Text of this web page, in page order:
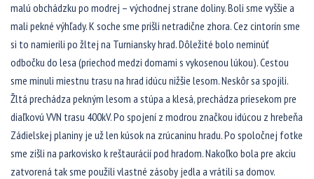
malú obchádzku po modrej – východnej strane doliny. Boli sme vyššie a
mali pekné výhľady. K soche sme prišli netradične zhora. Cez cintorín sme
si to namierili po žltej na Turniansky hrad. Dôležité bolo neminúť
odbočku do lesa (priechod medzi domami s vykosenou lúkou). Cestou
sme minuli miestnu trasu na hrad idúcu nižšie lesom. Neskôr sa spojili.
Žltá prechádza pekným lesom a stúpa a klesá, prechádza priesekom pre
diaľkovú VVN trasu 400kV. Po spojení z modrou značkou idúcou z hrebeňa
Zádielskej planiny je už len kúsok na zrúcaninu hradu. Po spoločnej fotke
sme zišli na parkovisko k reštaurácií pod hradom. Nakoľko bola pre akciu
zatvorená tak sme použili vlastné zásoby jedla a vrátili sa domov.